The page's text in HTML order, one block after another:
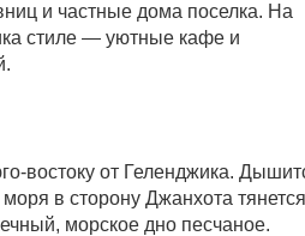
и частные дома поселка. На
стиле — уютные кафе и
востоку от Геленджика.
в сторону Джанхота тянется
морское дно песчаное.